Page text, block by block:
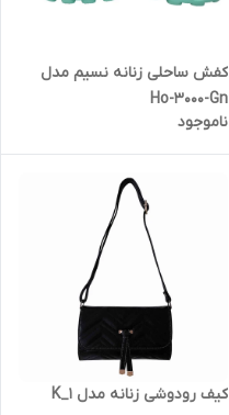
کفش ساحلی زنانه نسیم مدل
Ho-3000-Gn
ناموجود
کیف رودوشی زنانه مدل K_1